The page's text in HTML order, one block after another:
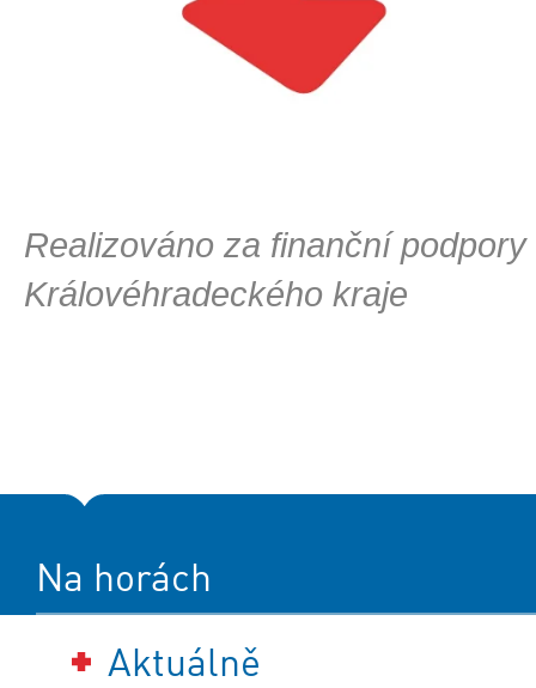
Realizováno za finanční podpory
Královéhradeckého kraje
Na horách
Aktuálně